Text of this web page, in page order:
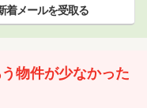
着メールを受取る
物件が少なかった